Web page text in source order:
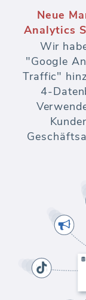
Neue
Analytics
Wir
"Google
Traffic"
4-